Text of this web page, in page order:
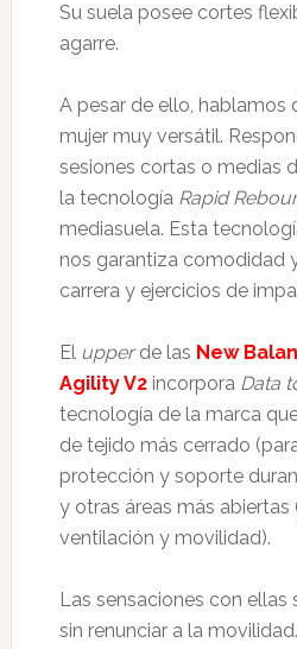
Su suela posee cortes
agarre.
A pesar de ello, hablamos
mujer muy versátil.
sesiones cortas o medias
la tecnología Rapid
mediasuela. Esta
nos garantiza comodidad
carrera y ejercicios de
El upperde las New
Agility V2incorpora Data
tecnología de la marca
de tejido más cerrado
protección y soporte
y otras áreas más
ventilación y movilidad).
Las sensaciones con ellas
sin renunciar a la